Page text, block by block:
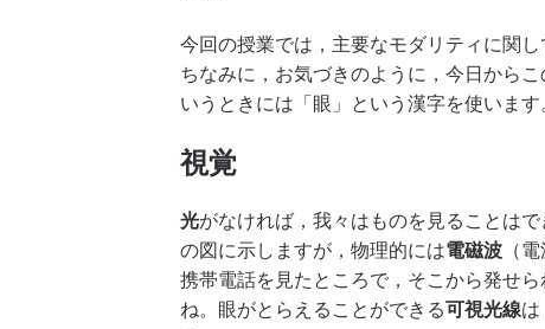
今回の授業では，主要なモダリティに関
ちなみに，お気づきのように，今日から
いうときには「眼」という漢字を使います。
視覚
光がなければ，我々はものを見ることは
の図に示しますが，物理的には電磁波 （
携帯電話を見たところで，そこから発せ
ね。眼がとらえることができる可視光線